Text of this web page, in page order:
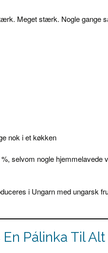
Meget stærk. Nogle gange
nok i et køkken
selvom nogle hjemmelavede
i Ungarn med ungarsk
Pálinka Til Alt